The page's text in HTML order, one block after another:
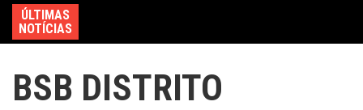
ÚLTIMAS
NOTÍCIAS
BSB DISTRITO